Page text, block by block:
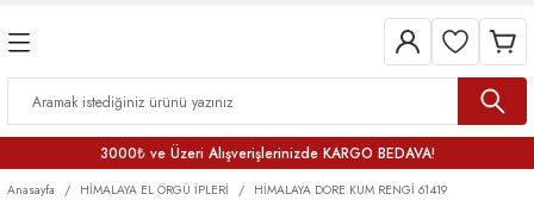
3000₺ ve Üzeri Alışverişlerinizde KARGO BEDAVA!
Anasayfa HİMALAYA EL ÖRGÜ İPLERİ HİMALAYA DORE KUM RENGİ 61419